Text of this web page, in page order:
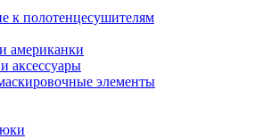
к полотенцесушителям
американки
аксессуары
элементы